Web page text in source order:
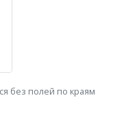
без полей по краям